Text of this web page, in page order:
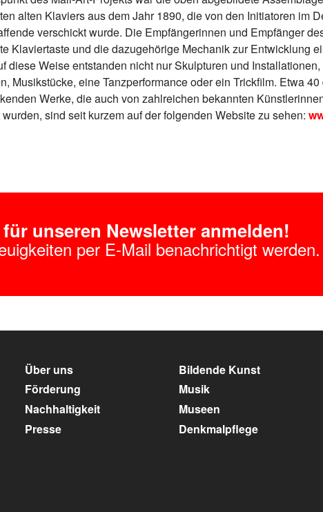
alten Klaviers aus dem Jahr 1890, die von den Initiatoren im
verschickt wurde. Die Empfängerinnen und Empfänger
Klaviertaste und die dazugehörige Mechanik zur Entwicklung
diese Weise entstanden nicht nur Skulpturen und
Musikstücke, eine Tanzperformance oder ein Trickfilm. Etwa
Werke, die auch von zahlreichen bekannten
sind seit kurzem auf der folgenden Website zu sehen:
unseren Newsletter anmelden!
per E-Mail benachrichtigt werden.
Über uns
Förderung
Nachhaltigkeit
Presse
Bildende Kunst
Musik
Museen
Denkmalpflege